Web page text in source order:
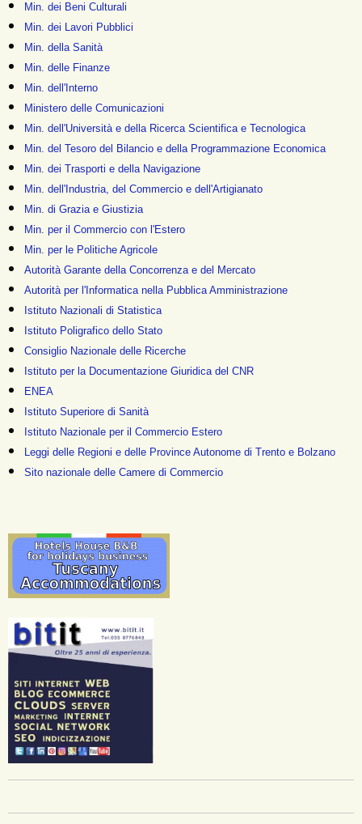
Min. dei Beni Culturali
Min. dei Lavori Pubblici
Min. della Sanità
Min. delle Finanze
Min. dell'Interno
Ministero delle Comunicazioni
Min. dell'Università e della Ricerca Scientifica e Tecnologica
Min. del Tesoro del Bilancio e della Programmazione Economica
Min. dei Trasporti e della Navigazione
Min. dell'Industria, del Commercio e dell'Artigianato
Min. di Grazia e Giustizia
Min. per il Commercio con l'Estero
Min. per le Politiche Agricole
Autorità Garante della Concorrenza e del Mercato
Autorità per l'Informatica nella Pubblica Amministrazione
Istituto Nazionali di Statistica
Istituto Poligrafico dello Stato
Consiglio Nazionale delle Ricerche
Istituto per la Documentazione Giuridica del CNR
ENEA
Istituto Superiore di Sanità
Istituto Nazionale per il Commercio Estero
Leggi delle Regioni e delle Province Autonome di Trento e Bolzano
Sito nazionale delle Camere di Commercio